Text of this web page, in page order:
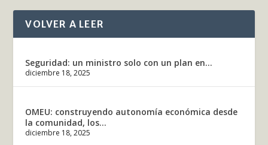
VOLVER A LEER
Seguridad: un ministro solo con un plan en...
diciembre 18, 2025
OMEU: construyendo autonomía económica desde
la comunidad, los...
diciembre 18, 2025